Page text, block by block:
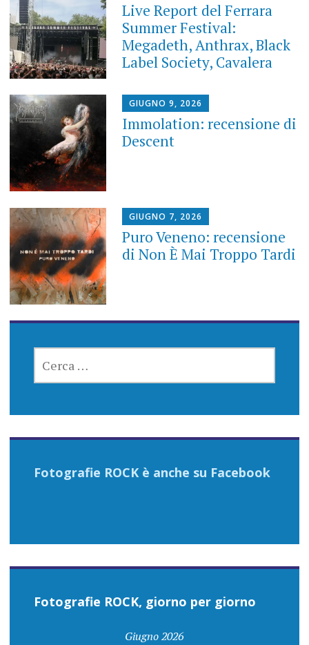
Live Report del Ferrara
Summer Festival:
Megadeth, Anthrax, Black
Label Society, Cavalera
GIUGNO 9, 2026
Immolation: recensione di
Descent
GIUGNO 7, 2026
Puro Veneno: recensione
di Non È Mai Troppo Tardi
PER:
Fotografie ROCK è anche su Facebook
Fotografie ROCK, giorno per giorno
Giugno 2026